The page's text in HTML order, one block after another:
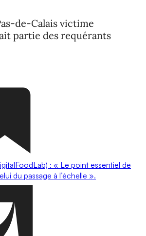
de-Calais victime
partie des requérants
: « Le point essentiel de
du passage à l’échelle ».